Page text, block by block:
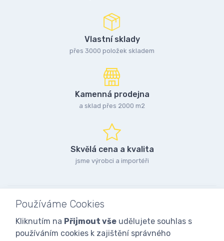
Vlastní sklady
přes 3000 položek skladem
Kamenná prodejna
a sklad přes 2000 m2
Skvělá cena a kvalita
jsme výrobci a importéři
Používáme Cookies
Kliknutím na Přijmout vše udělujete souhlas s
používáním cookies k zajištění správného